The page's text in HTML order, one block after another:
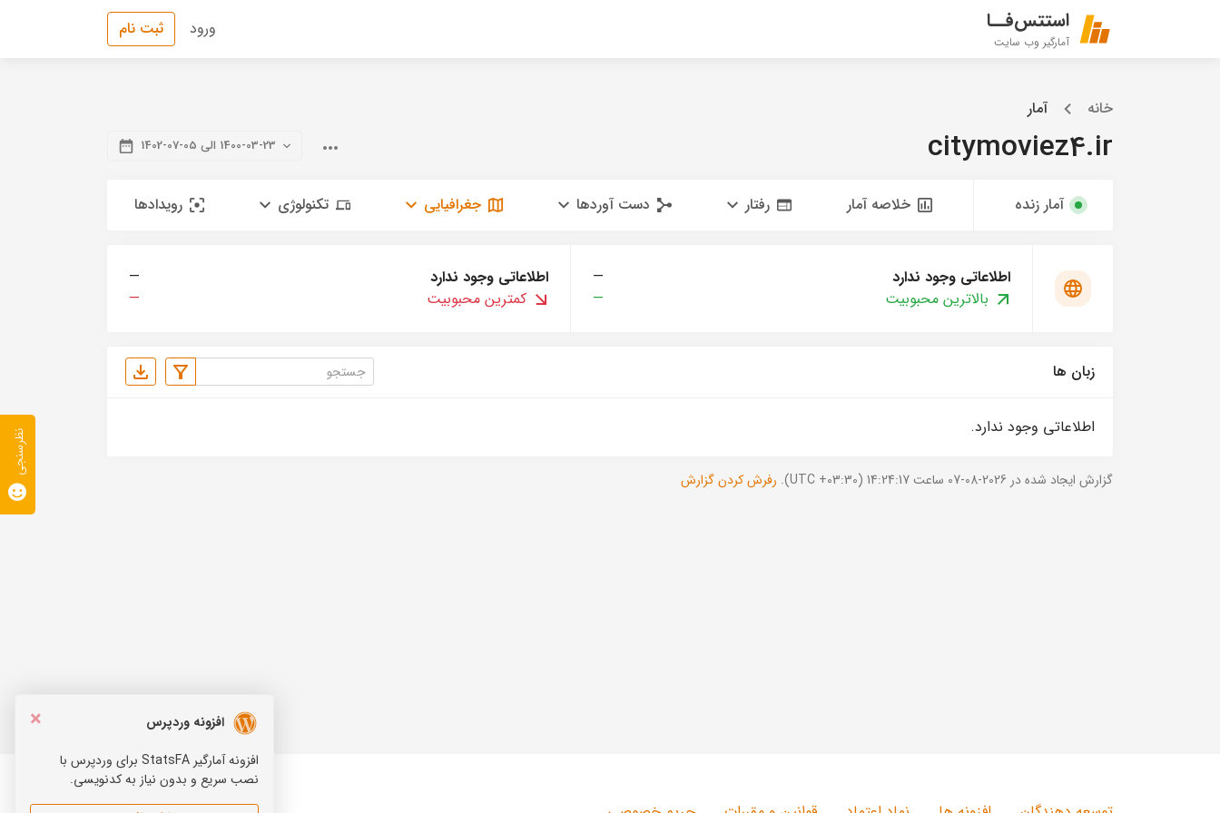
استتس‌فــا
آمارگیر وب سایت
ورود ثبت نام
خانه آمار
citymoviez4.ir 1400-03-23 الی 05-07-1402
آمار زنده خلاصه آمار رفتار دست آوردها جغرافیایی تکنولوژی رویدادها
اطلاعاتی وجود ندارد
—
بالاترین محبوبیت
—
اطلاعاتی وجود ندارد
—
کمترین محبوبیت
—
زبان ها
اطلاعاتی وجود ندارد.
گزارش ایجاد شده در 2026-08-07 ساعت 14:24:17 (UTC +03:30). رفرش کردن گزارش
×
افزونه وردپرس
افزونه آمارگیر StatsFA برای وردپرس با
نصب سریع و بدون نیاز به کدنویسی.
نظرسنجی